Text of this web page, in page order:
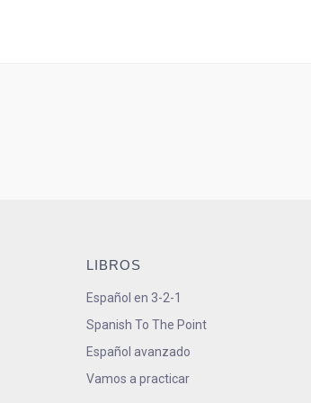
LIBROS
Español en 3-2-1
Spanish To The Point
Español avanzado
Vamos a practicar